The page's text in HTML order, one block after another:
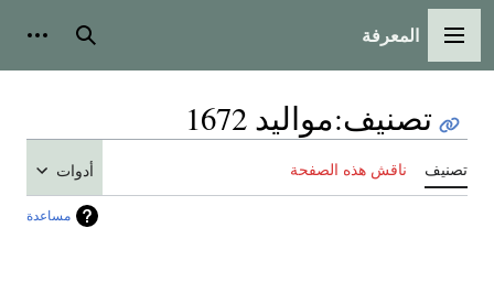
القائمة الرئيسية
المعرفة بحث
تصنيف:مواليد 1672
تصنيف ناقش هذه الصفحة أدوات
مساعدة